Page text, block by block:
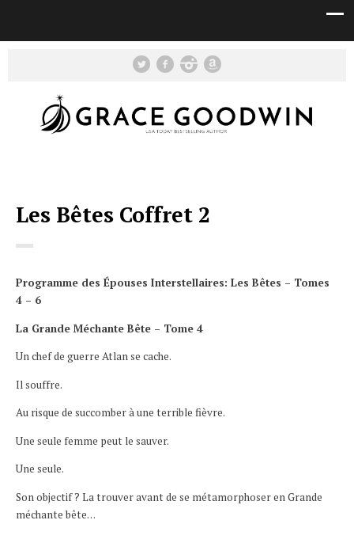
Les Bêtes Coffret 2
Programme des Épouses Interstellaires: Les Bêtes – Tomes
4 – 6
La Grande Méchante Bête – Tome 4
Un chef de guerre Atlan se cache.
Il souffre.
Au risque de succomber à une terrible fièvre.
Une seule femme peut le sauver.
Une seule.
Son objectif ? La trouver avant de se métamorphoser en Grande
méchante bête…